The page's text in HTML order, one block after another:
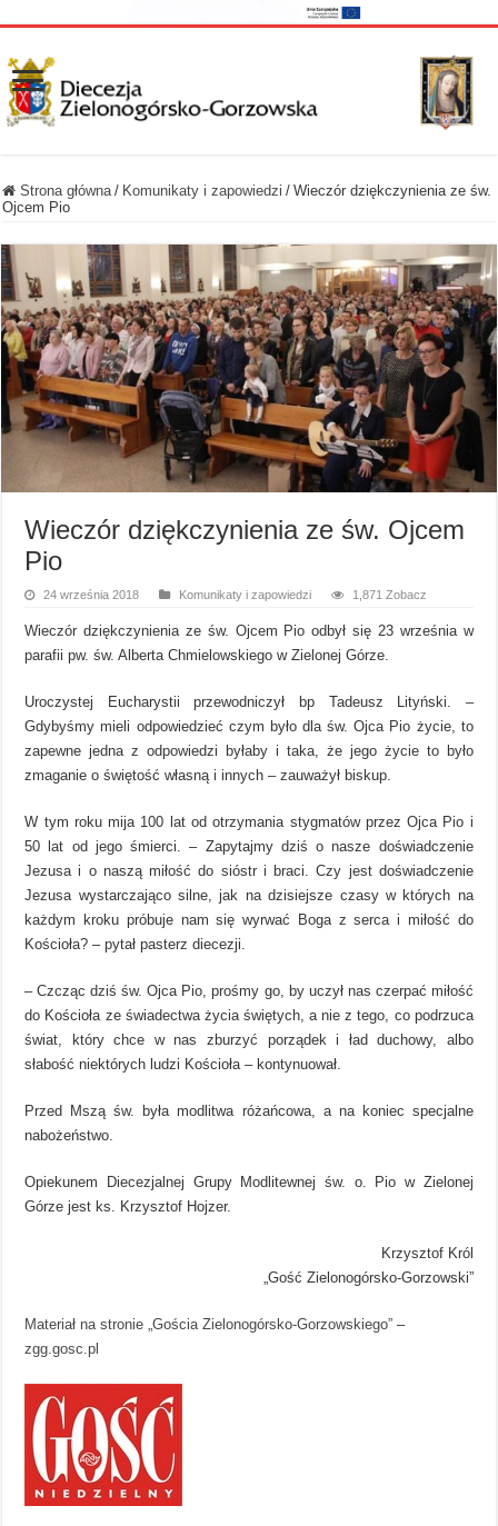
Strona główna / Komunikaty i zapowiedzi / Wieczór dziękczynienia ze św.
Ojcem Pio
Wieczór dziękczynienia ze św. Ojcem
Pio
24 września 2018 Komunikaty i zapowiedzi 1,871 Zobacz
Wieczór dziękczynienia ze św. Ojcem Pio odbył się 23 września w
parafii pw. św. Alberta Chmielowskiego w Zielonej Górze.
Uroczystej Eucharystii przewodniczył bp Tadeusz Lityński. –
Gdybyśmy mieli odpowiedzieć czym było dla św. Ojca Pio życie, to
zapewne jedna z odpowiedzi byłaby i taka, że jego życie to było
zmaganie o świętość własną i innych – zauważył biskup.
W tym roku mija 100 lat od otrzymania stygmatów przez Ojca Pio i
50 lat od jego śmierci. – Zapytajmy dziś o nasze doświadczenie
Jezusa i o naszą miłość do sióstr i braci. Czy jest doświadczenie
Jezusa wystarczająco silne, jak na dzisiejsze czasy w których na
każdym kroku próbuje nam się wyrwać Boga z serca i miłość do
Kościoła? – pytał pasterz diecezji.
– Czcząc dziś św. Ojca Pio, prośmy go, by uczył nas czerpać miłość
do Kościoła ze świadectwa życia świętych, a nie z tego, co podrzuca
świat, który chce w nas zburzyć porządek i ład duchowy, albo
słabość niektórych ludzi Kościoła – kontynuował.
Przed Mszą św. była modlitwa różańcowa, a na koniec specjalne
nabożeństwo.
Opiekunem Diecezjalnej Grupy Modlitewnej św. o. Pio w Zielonej
Górze jest ks. Krzysztof Hojzer.
Krzysztof Król
„Gość Zielonogórsko-Gorzowski”
Materiał na stronie „Gościa Zielonogórsko-Gorzowskiego” –
zgg.gosc.pl